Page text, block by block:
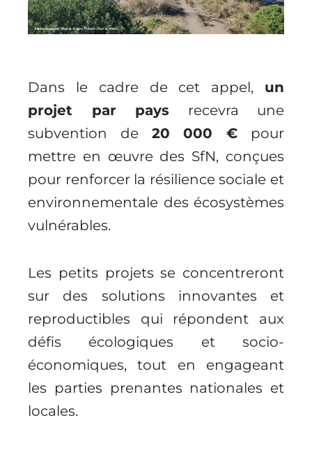
Dans le cadre de cet appel, un
projet par pays recevra une
subvention de 20 000 € pour
mettre en œuvre des SfN, conçues
pour renforcer la résilience sociale et
environnementale des écosystèmes
vulnérables.
Les petits projets se concentreront
sur des solutions innovantes et
reproductibles qui répondent aux
défis écologiques et socio-
économiques, tout en engageant
les parties prenantes nationales et
locales.